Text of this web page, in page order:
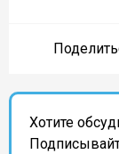
Хотите